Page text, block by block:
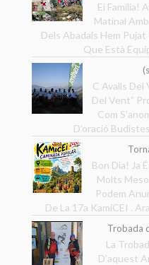
Ei Família!
Matinal
Dels Abadals Hem
Que Està
C Avalls Del
Del Vent”
Com
D’oració
Bon Dia! Ja
Molts
Podem
De La 17a KamiCEI .
Trobada
La
D’aquest